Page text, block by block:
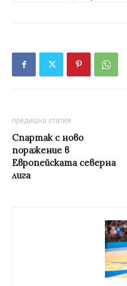
предишна статия
Спартак с ново
поражение в
Европейската северна
лига